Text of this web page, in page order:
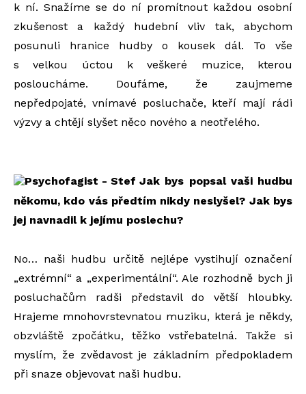
k ní. Snažíme se do ní promítnout každou osobní
zkušenost a každý hudební vliv tak, abychom
posunuli hranice hudby o kousek dál. To vše
s velkou úctou k veškeré muzice, kterou
posloucháme. Doufáme, že zaujmeme
nepředpojaté, vnímavé posluchače, kteří mají rádi
výzvy a chtějí slyšet něco nového a neotřelého.
Jak bys popsal vaši hudbu
někomu, kdo vás předtím nikdy neslyšel? Jak bys
jej navnadil k jejímu poslechu?
No… naši hudbu určitě nejlépe vystihují označení
„extrémní“ a „experimentální“. Ale rozhodně bych ji
posluchačům radši představil do větší hloubky.
Hrajeme mnohovrstevnatou muziku, která je někdy,
obzvláště zpočátku, těžko vstřebatelná. Takže si
myslím, že zvědavost je základním předpokladem
při snaze objevovat naši hudbu.